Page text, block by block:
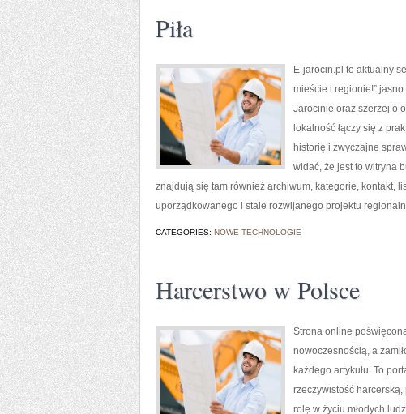
Piła
E-jarocin.pl to aktualny
mieście i regionie!”
Jarocinie oraz szerzej o
lokalność łączy się z
historię i zwyczajne
widać, że jest to witryna
znajdują się tam również archiwum, kategorie, kontakt,
uporządkowanego i stale rozwijanego projektu
CATEGORIES: NOWE TECHNOLOGIE
Harcerstwo w Polsce
Strona online
nowoczesnością, a
każdego artykułu. To
rzeczywistość
rolę w życiu młodych